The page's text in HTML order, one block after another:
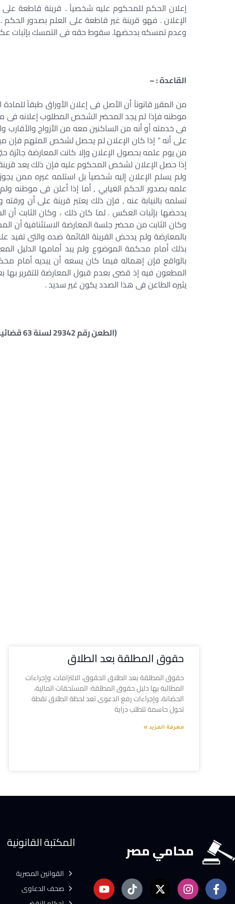
إعلان الحكم للمحكوم عليه شخصياً . قرينة قاطعة
الإعلان . فهو قرينة غير قاطعة على العلم بصدور
وعدم تمسكه بدحضها. سقوط حقه فى التمسك بإثبات
القاعدة : –
من المقرر قانوناً أن الأصل فى إعلان الأوراق طبقاً
موطنه فإذا لم يجد المحضر الشخص المطلوب إعلانه فى
على أنه ” إذا كان الإعلان لم يحصل لشخص المتهم فإن
من يوم علمه بحصول الإعلان وإلا كانت المعارضة
إذا حصل الإعلان لشخص المحكوم عليه فإن ذلك يعد
ولم يسلم الإعلان إليه شخصياً بل استلمه غيره ممن
علمه بصدور الحكم الغيابي , أما إذا أعلن فى موطنه
تسلمه بالنيابة عنه , فإن ذلك يعتبر قرينة على أن
وكان الثابت من محضر جلسة المعارضة الاستئنافية أن
بالمعارضة ولم يدحض القرينة القائمة ضده والتى
بذلك أمام محكمة الموضوع ولم يبد أمامها الدليل
بالواقع فإن إهماله فيما كان يسعه أن يبديه
المطعون فيه إذ قضى بعدم قبول المعارضة للتقرير
يثيره الطاعن فى هذا الصدد يكون غير سديد .
(الطعن رقم 29342 لسنة 63 قضائية جلسة 2003/02/18 س 54 ص 316 ق 31)
حقوق المطلقة بعد الطلاق
حقوق المطلقة بعد الطلاق الحقوق، الالتزامات، وإجراءات
المطالبة بها دليل حقوق المطلقة: المستحقات المالية،
الحضانة، وإجراءات رفع الدعوى تعد لحظة الطلاق نقطة
تحول حاسمة تتطلب دراية
معرفة المزيد »
محامي مصر المكتبة القانونية
القوانين المصرية
صحف الدعاوى